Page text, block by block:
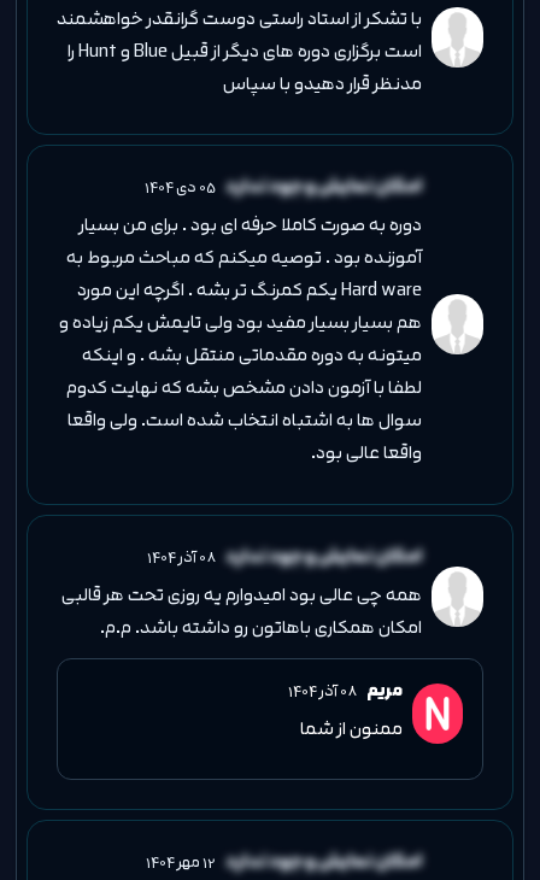
با تشکر از استاد راستی دوست گرانقدر خواهشمند
است برگزاری دوره های دیگر از قبیل Blue و Hunt را
مدنظر قرار دهیدو با سپاس
امکان نمایش وجود ندارد 05 دی 1404
دوره به صورت کاملا حرفه ای بود . برای من بسیار
آموزنده بود . توصیه میکنم که مباحث مربوط به
Hard ware یکم کمرنگ تر بشه . اگرچه این مورد
هم بسیار بسیار مفید بود ولی تایمش یکم زیاده و
میتونه به دوره مقدماتی منتقل بشه . و اینکه
لطفا با آزمون دادن مشخص بشه که نهایت کدوم
سوال ها به اشتباه انتخاب شده است. ولی واقعا
واقعا عالی بود.
امکان نمایش وجود ندارد 08 آذر 1404
همه چی عالی بود امیدوارم یه روزی تحت هر قالبی
امکان همکاری باهاتون رو داشته باشد. م.م.
مریم 08 آذر 1404
ممنون از شما
امکان نمایش وجود ندارد 12 مهر 1404